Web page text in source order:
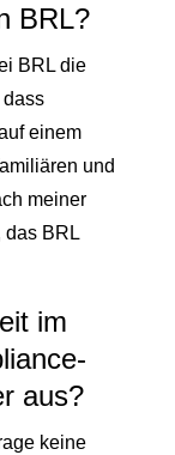
BRL?
BRL die
dass
einem
und
meiner
das BRL
im
aus?
keine